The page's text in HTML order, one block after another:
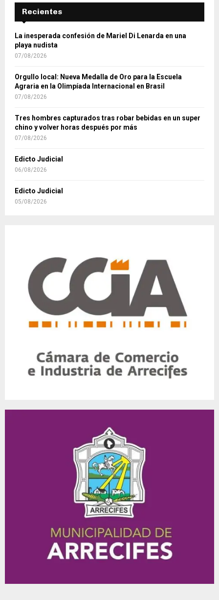
Recientes
La inesperada confesión de Mariel Di Lenarda en una
playa nudista
07/08/2026
Orgullo local: Nueva Medalla de Oro para la Escuela
Agraria en la Olimpíada Internacional en Brasil
07/08/2026
Tres hombres capturados tras robar bebidas en un super
chino y volver horas después por más
07/08/2026
Edicto Judicial
06/08/2026
Edicto Judicial
05/08/2026